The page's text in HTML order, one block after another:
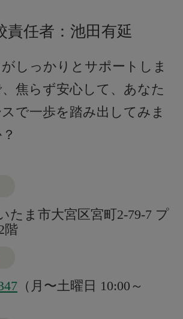
責任者：池田有延
しっかりとサポートしま
焦らず安心して、あなた
で一歩を踏み出してみま
たま市大宮区宮町2-79-7 プ
階
（月〜土曜日 10:00～